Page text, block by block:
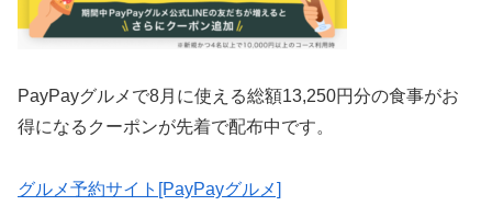
PayPayグルメで8月に使える総額13,250円分の食事がお
得になるクーポンが先着で配布中です。
グルメ予約サイト[PayPayグルメ]